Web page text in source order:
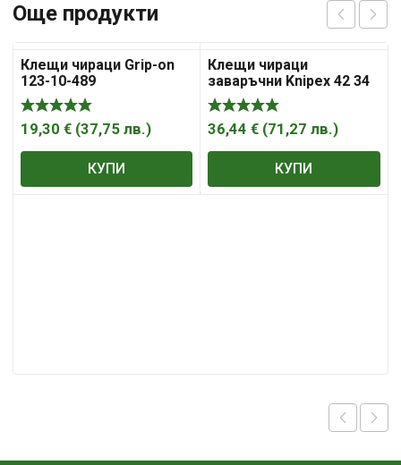
Още продукти
Клещи чираци Grip-on
123-10-489
19,30 € (37,75 лв.)
КУПИ
Клещи чираци
заваръчни Knipex 42 34
280
36,44€ (71,27лв.)
КУПИ